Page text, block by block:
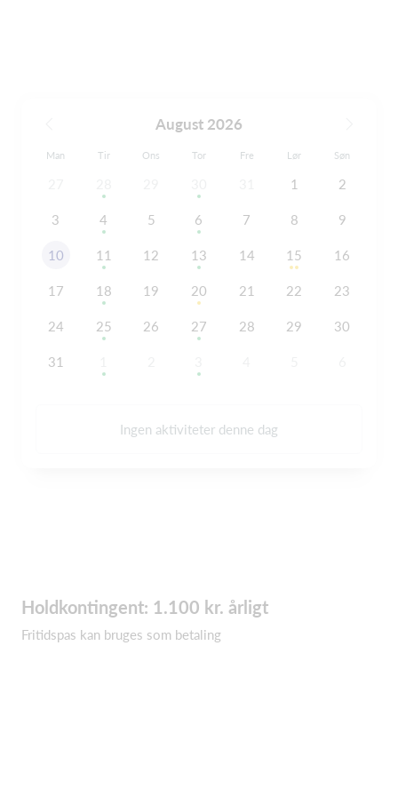
August 2026
Man Tir Ons Tor Fre Lør Søn
1 2
3 4 5 6 7 8 9
10 11 12 13 14 15 16
17 18 19 20 21 22 23
24 25 26 27 28 29 30
31
Ingen aktiviteter denne dag
Holdkontingent: 1.100 kr. årligt
Fritidspas kan bruges som betaling